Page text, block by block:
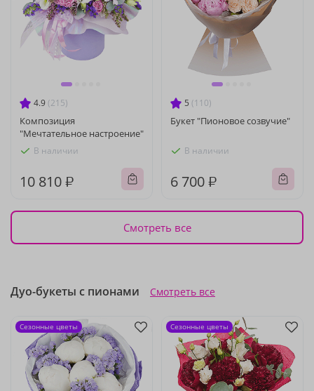
4.9 (215)
Композиция
"Мечтательное настроение"
В наличии
10 810 ₽
5 (110)
Букет "Пионовое созвучие"
В наличии
6 700 ₽
Смотреть все
Дуо-букеты с пионами Смотреть все
Сезонные цветы Сезонные цветы